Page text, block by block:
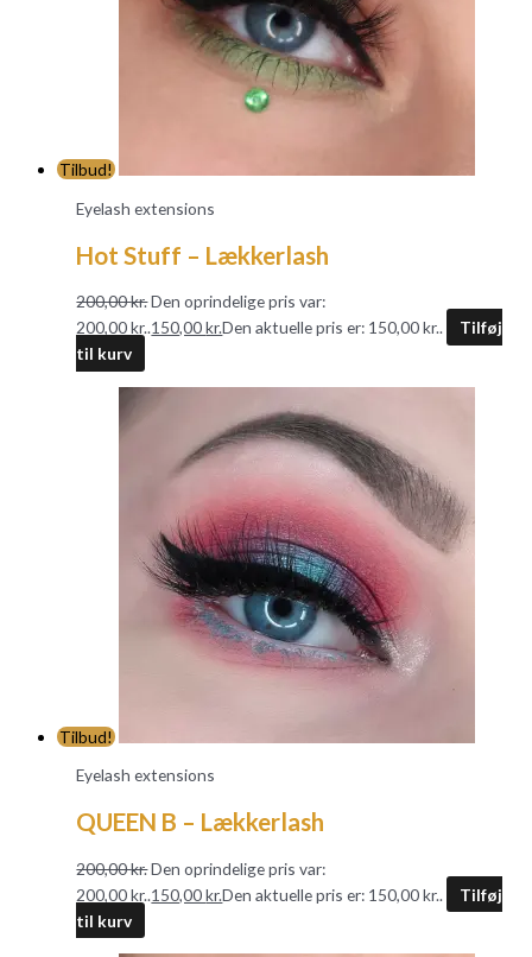
Tilbud!
Eyelash extensions
Hot Stuff – Lækkerlash
200,00kr.Den oprindelige pris var:
200,00 kr..150,00kr.Den aktuelle pris er: 150,00 kr..
Tilføj
til kurv
Tilbud!
Eyelash extensions
QUEEN B – Lækkerlash
200,00kr.Den oprindelige pris var:
200,00 kr..150,00kr.Den aktuelle pris er: 150,00 kr..
Tilføj
til kurv